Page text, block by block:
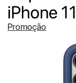
iPhone
Promoção